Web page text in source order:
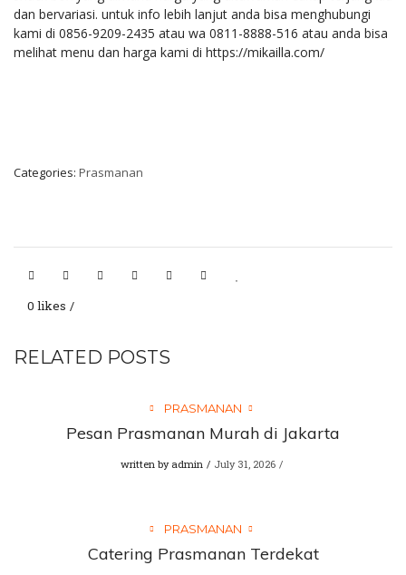
dan bervariasi. untuk info lebih lanjut anda bisa menghubungi
kami di 0856-9209-2435 atau wa 0811-8888-516 atau anda bisa
melihat menu dan harga kami di https://mikailla.com/
Categories: Prasmanan
0 likes
RELATED POSTS
PRASMANAN
Pesan Prasmanan Murah di Jakarta
written by admin July 31, 2026
PRASMANAN
Catering Prasmanan Terdekat